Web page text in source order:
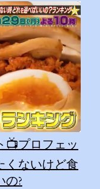
📺プロフェッ
ないけど食
の?